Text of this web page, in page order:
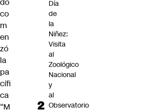
co
m
en
zó
la
pa
cífi
ca
“M
Día
de
la
Niñez:
Visita
al
Zoológico
Nacional
y
al
Observatorio